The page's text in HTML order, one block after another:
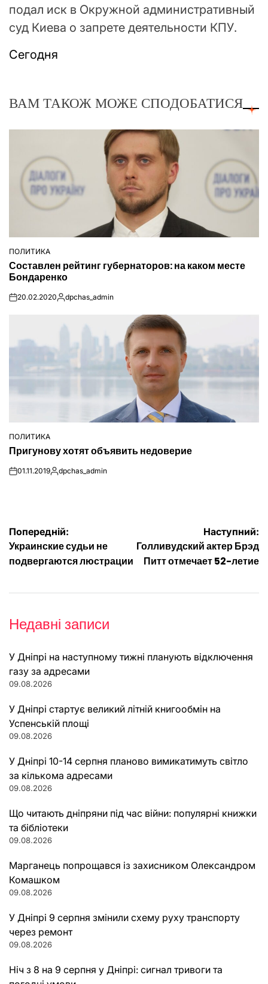
подал иск в Окружной административный
суд Киева о запрете деятельности КПУ.
Сегодня
ВАМ ТАКОЖ МОЖЕ СПОДОБАТИСЯ
ОПУБЛІКУВАТИ
У
ПОЛИТИКА
Составлен рейтинг губернаторов: на каком месте
Бондаренко
on20.02.2020Опубліковано
dpchas_admin
ОПУБЛІКУВАТИ
ПОЛИТИКА
Пригунову хотят объявить недоверие
on01.11.2019Опубліковано
dpchas_admin
Навігація
записів
Попередній:
Украинские судьи не
подвергаются люстрации
Наступний:
Голливудский актер Брэд
Питт отмечает 52-летие
Недавні записи
У Дніпрі на наступному тижні планують відключення
газу за адресами
09.08.2026
У Дніпрі стартує великий літній книгообмін на
Успенській площі
09.08.2026
У Дніпрі 10-14 серпня планово вимикатимуть світло
за кількома адресами
09.08.2026
Що читають дніпряни під час війни: популярні книжки
та бібліотеки
09.08.2026
Марганець попрощався із захисником Олександром
Комашком
09.08.2026
У Дніпрі 9 серпня змінили схему руху транспорту
через ремонт
09.08.2026
Ніч з 8 на 9 серпня у Дніпрі: сигнал тривоги та